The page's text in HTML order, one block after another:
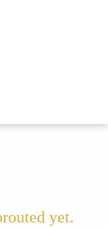
yet.